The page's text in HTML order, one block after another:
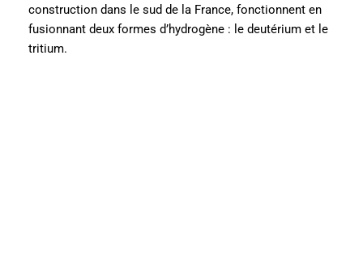
construction dans le sud de la France, fonctionnent en
fusionnant deux formes d’hydrogène : le deutérium et le
tritium.